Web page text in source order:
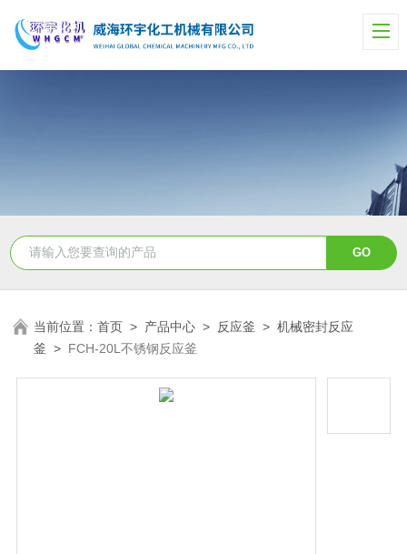
当前位置：首页 > 产品中心 > 反应釜 >机械密封反应
釜 > FCH-20L不锈钢反应釜